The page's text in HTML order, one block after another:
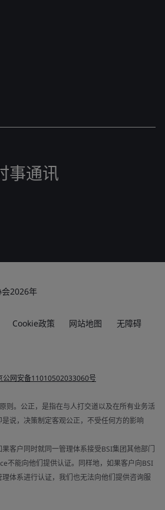
事通讯
2026年
Cookie政策 网站地图 无障碍
公网安备11010502033060号
则。公正，是指在与人打交道以及在所有业务活
说，决策制定客观公正，不受任何方的影响
客户同时就同一管理体系接受BSI集团其他部门
不能向他们提供认证。同样地，如果客户向BSI
体系进行认证，我们也无法向他们提供咨询服